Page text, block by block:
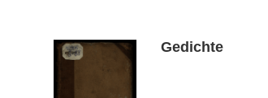
Gedichte